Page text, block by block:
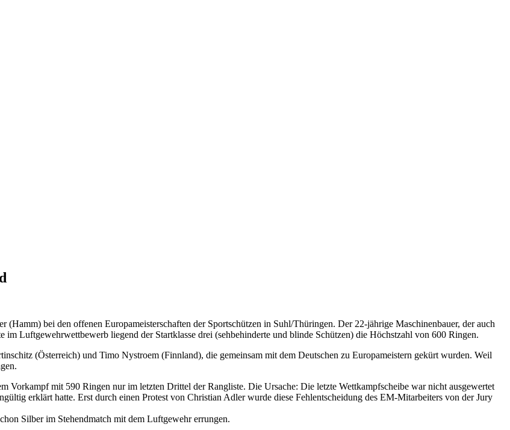
bei den offenen Europameisterschaften der Sportschützen in Suhl/Thüringen. Der 22-jährige Maschinenbauer, der auch
Luftgewehrwettbewerb liegend der Startklasse drei (sehbehinderte und blinde Schützen) die Höchstzahl von 600 Ringen.
(Österreich) und Timo Nystroem (Finnland), die gemeinsam mit dem Deutschen zu Europameistern gekürt wurden. Weil
Vorkampf mit 590 Ringen nur im letzten Drittel der Rangliste. Die Ursache: Die letzte Wettkampfscheibe war nicht ausgewertet
erklärt hatte. Erst durch einen Protest von Christian Adler wurde diese Fehlentscheidung des EM-Mitarbeiters von der Jury
Silber im Stehendmatch mit dem Luftgewehr errungen.